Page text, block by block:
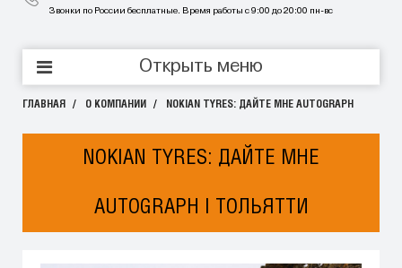
Звонки по России бесплатные. Время работы с 9:00 до 20:00 пн-вс
Открыть меню
ГЛАВНАЯ О КОМПАНИИ NOKIAN TYRES: ДАЙТЕ МНЕ AUTOGRAPH
NOKIAN TYRES: ДАЙТЕ МНЕ
AUTOGRAPH | ТОЛЬЯТТИ